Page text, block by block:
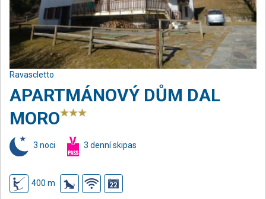
Ravascletto
APARTMÁNOVÝ DŮM DAL
MORO
3 noci 3 denní skipas
400 m